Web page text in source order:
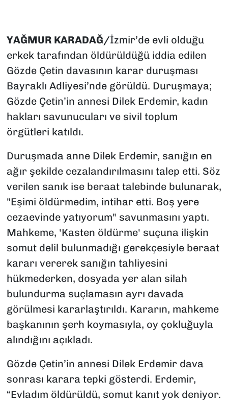
YAĞMUR KARADAĞ/İzmir’de evli olduğu
erkek tarafından öldürüldüğü iddia edilen
Gözde Çetin davasının karar duruşması
Bayraklı Adliyesi’nde görüldü. Duruşmaya;
Gözde Çetin’in annesi Dilek Erdemir, kadın
hakları savunucuları ve sivil toplum
örgütleri katıldı.
Duruşmada anne Dilek Erdemir, sanığın en
ağır şekilde cezalandırılmasını talep etti. Söz
verilen sanık ise beraat talebinde bulunarak,
"Eşimi öldürmedim, intihar etti. Boş yere
cezaevinde yatıyorum" savunmasını yaptı.
Mahkeme, 'Kasten öldürme' suçuna ilişkin
somut delil bulunmadığı gerekçesiyle beraat
kararı vererek sanığın tahliyesini
hükmederken, dosyada yer alan silah
bulundurma suçlamasın ayrı davada
görülmesi kararlaştırıldı. Kararın, mahkeme
başkanının şerh koymasıyla, oy çokluğuyla
alındığını açıkladı.
Gözde Çetin’in annesi Dilek Erdemir dava
sonrası karara tepki gösterdi. Erdemir,
“Evladım öldürüldü, somut kanıt yok deniyor.